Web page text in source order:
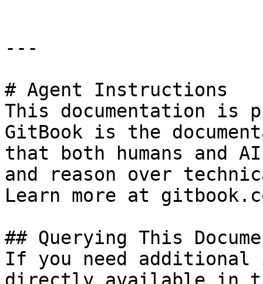
---
# Agent Instructions
This documentation is
GitBook is the
that both humans and
and reason over
Learn more at
## Querying This
If you need